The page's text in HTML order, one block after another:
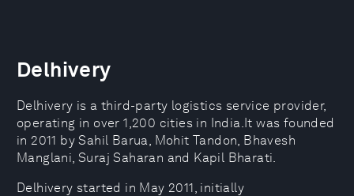
Delhivery
Delhivery is a third-party logistics service provider,
operating in over 1,200 cities in India.It was founded
in 2011 by Sahil Barua, Mohit Tandon, Bhavesh
Manglani, Suraj Saharan and Kapil Bharati.
Delhivery started in May 2011, initially